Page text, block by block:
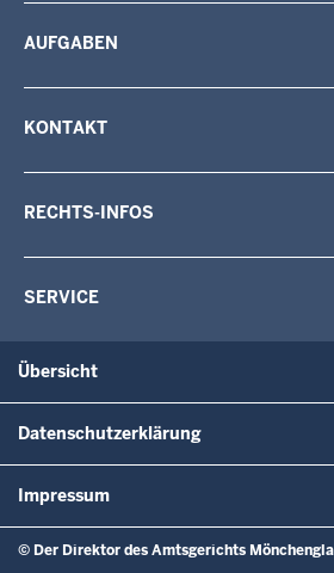
AUFGABEN
KONTAKT
RECHTS-INFOS
SERVICE
Übersicht
Datenschutzerklärung
Impressum
© Der Direktor des Amtsgerichts